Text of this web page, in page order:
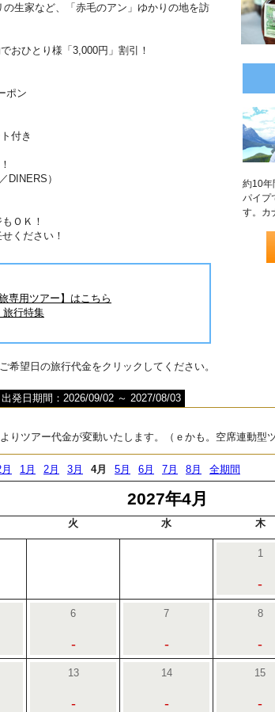
生家など、「赤毛のアン」ゆかりの地を訪
おひとり様「3,000円」割引！
ポン
付き
DINERS）
ＯＫ！
ください！
専用ツアー】はこちら
旅行特集
約10年
パイプ
す。カ
希望日の旅行代金をクリックしてください。
出発日期間：2026/09/02 ～ 2027/08/03
りツアー代金が変動いたします。（ｅかも。空席連動型ツ
1月 2月 3月 4月 5月 6月 7月 8月 全期間
2027年4月
火 水 木
1
-
6
-
7
-
8
-
13
-
14
-
15
-